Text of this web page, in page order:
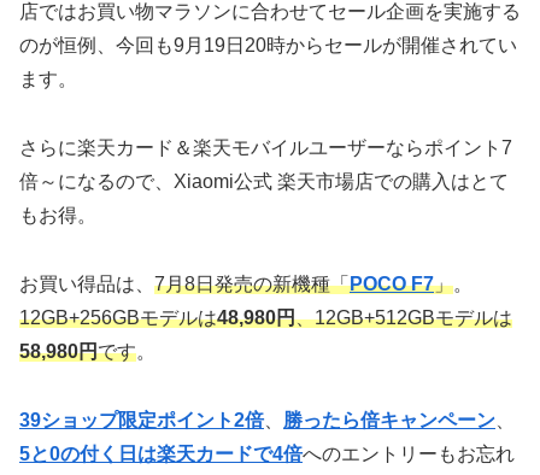
店ではお買い物マラソンに合わせてセール企画を実施する
のが恒例、今回も9月19日20時からセールが開催されてい
ます。
さらに楽天カード＆楽天モバイルユーザーならポイント7
倍～になるので、Xiaomi公式 楽天市場店での購入はとて
もお得。
お買い得品は、 7月8日発売の新機種「POCO F7」。
12GB+256GBモデルは48,980円、12GB+512GBモデルは
58,980円です。
39ショップ限定ポイント2倍、 勝ったら倍キャンペーン
5と0の付く日は楽天カードで4倍へのエントリーもお忘れ